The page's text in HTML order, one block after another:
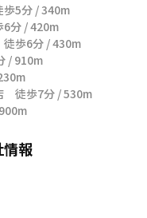
歩5分 / 340m
6分 / 420m
徒歩6分 / 430m
/ 910m
徒歩7分 / 530m
情報